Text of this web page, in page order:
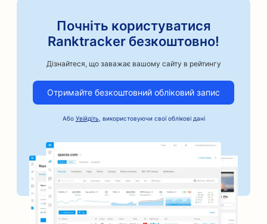
Почніть користуватися
Ranktracker безкоштовно!
Дізнайтеся, що заважає вашому сайту в рейтингу
Отримайте безкоштовний обліковий запис
Або Увійдіть , використовуючи свої облікові дані